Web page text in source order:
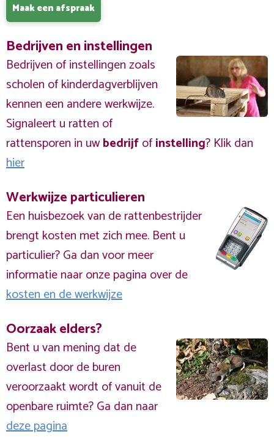
Maak een afspraak
Bedrijven en instellingen
Bedrijven of instellingen zoals
scholen of kinderdagverblijven
kennen een andere werkwijze.
Signaleert u ratten of
rattensporen in uwbedrijfofinstelling? Klik dan
hier
Werkwijze particulieren
Een huisbezoek van de rattenbestrijder
brengt kosten met zich mee. Bent u
particulier? Ga dan voor meer
informatie naar onze pagina over de
kosten en de werkwijze
Oorzaak elders?
Bent u van mening dat de
overlast door de buren
veroorzaakt wordt of vanuit de
openbare ruimte? Ga dan naar
deze pagina